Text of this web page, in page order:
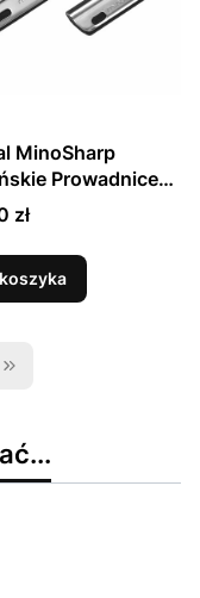
MinoSharp
Prowadnice
Noży 2
zł
Przejdź do ostatniej